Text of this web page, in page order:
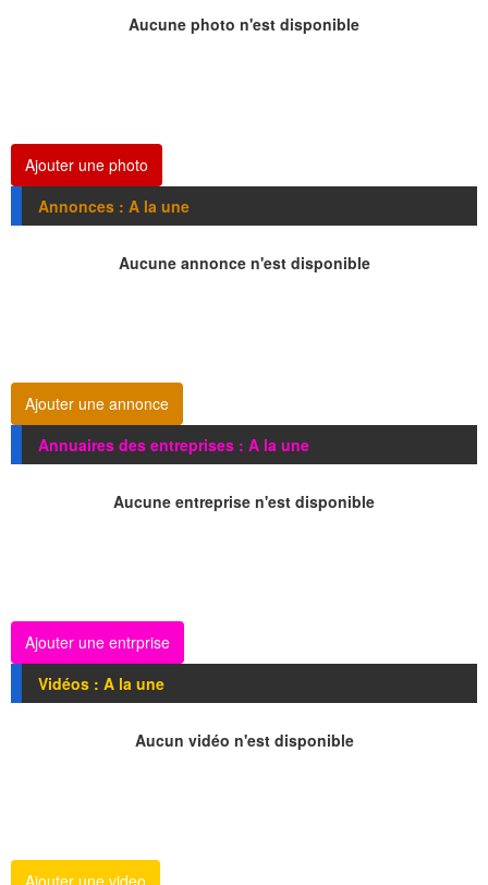
Aucune photo n'est disponible
Ajouter une photo
Annonces : A la une
Aucune annonce n'est disponible
Ajouter une annonce
Annuaires des entreprises : A la une
Aucune entreprise n'est disponible
Ajouter une entrprise
Vidéos : A la une
Aucun vidéo n'est disponible